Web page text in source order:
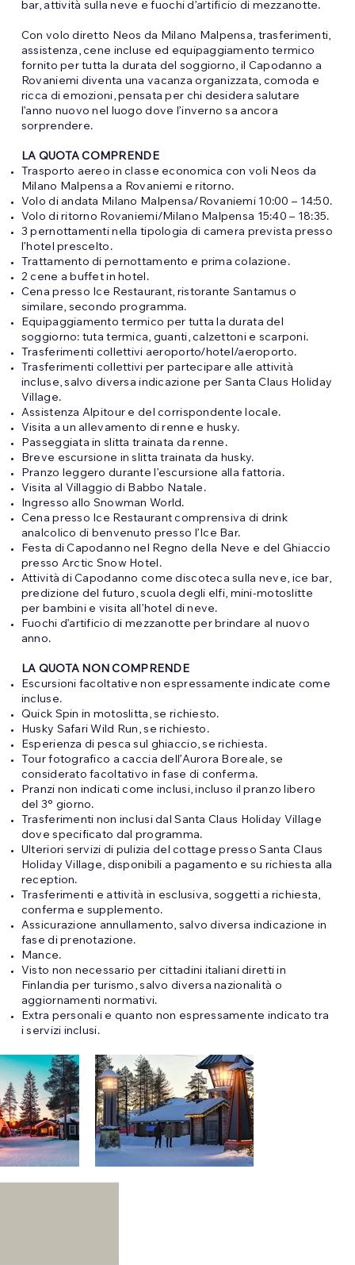
bar, attività sulla neve e fuochi d’artificio di mezzanotte.
Con volo diretto Neos da Milano Malpensa, trasferimenti,
assistenza, cene incluse ed equipaggiamento termico
fornito per tutta la durata del soggiorno, il Capodanno a
Rovaniemi diventa una vacanza organizzata, comoda e
ricca di emozioni, pensata per chi desidera salutare
l’anno nuovo nel luogo dove l’inverno sa ancora
sorprendere.
LA QUOTA COMPRENDE
Trasporto aereo in classe economica con voli Neos da
Milano Malpensa a Rovaniemi e ritorno.
Volo di andata Milano Malpensa/Rovaniemi 10:00 – 14:50.
Volo di ritorno Rovaniemi/Milano Malpensa 15:40 – 18:35.
3 pernottamenti nella tipologia di camera prevista presso
l’hotel prescelto.
Trattamento di pernottamento e prima colazione.
2 cene a buffet in hotel.
Cena presso Ice Restaurant, ristorante Santamus o
similare, secondo programma.
Equipaggiamento termico per tutta la durata del
soggiorno: tuta termica, guanti, calzettoni e scarponi.
Trasferimenti collettivi aeroporto/hotel/aeroporto.
Trasferimenti collettivi per partecipare alle attività
incluse, salvo diversa indicazione per Santa Claus Holiday
Village.
Assistenza Alpitour e del corrispondente locale.
Visita a un allevamento di renne e husky.
Passeggiata in slitta trainata da renne.
Breve escursione in slitta trainata da husky.
Pranzo leggero durante l’escursione alla fattoria.
Visita al Villaggio di Babbo Natale.
Ingresso allo Snowman World.
Cena presso Ice Restaurant comprensiva di drink
analcolico di benvenuto presso l’Ice Bar.
Festa di Capodanno nel Regno della Neve e del Ghiaccio
presso Arctic Snow Hotel.
Attività di Capodanno come discoteca sulla neve, ice bar,
predizione del futuro, scuola degli elfi, mini-motoslitte
per bambini e visita all’hotel di neve.
Fuochi d’artificio di mezzanotte per brindare al nuovo
anno.
LA QUOTA NON COMPRENDE
Escursioni facoltative non espressamente indicate come
incluse.
Quick Spin in motoslitta, se richiesto.
Husky Safari Wild Run, se richiesto.
Esperienza di pesca sul ghiaccio, se richiesta.
Tour fotografico a caccia dell’Aurora Boreale, se
considerato facoltativo in fase di conferma.
Pranzi non indicati come inclusi, incluso il pranzo libero
del 3° giorno.
Trasferimenti non inclusi dal Santa Claus Holiday Village
dove specificato dal programma.
Ulteriori servizi di pulizia del cottage presso Santa Claus
Holiday Village, disponibili a pagamento e su richiesta alla
reception.
Trasferimenti e attività in esclusiva, soggetti a richiesta,
conferma e supplemento.
Assicurazione annullamento, salvo diversa indicazione in
fase di prenotazione.
Mance.
Visto non necessario per cittadini italiani diretti in
Finlandia per turismo, salvo diversa nazionalità o
aggiornamenti normativi.
Extra personali e quanto non espressamente indicato tra
i servizi inclusi.